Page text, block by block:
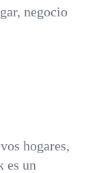
negocio
hogares,
es un